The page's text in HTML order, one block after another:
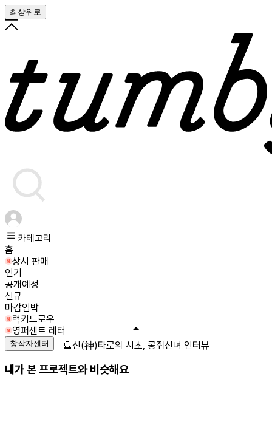
최상위로
카테고리
홈
상시 판매
인기
공개예정
신규
마감임박
럭키드로우
영퍼센트 레터
창작자센터
내가 본 프로젝트와 비슷해요
🔮신(神)타로의 시초, 콩쥐신녀 인터뷰